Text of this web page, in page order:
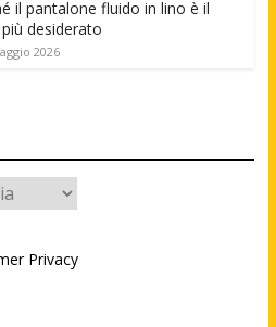
il pantalone fluido in lino è il
desiderato
2026
Privacy